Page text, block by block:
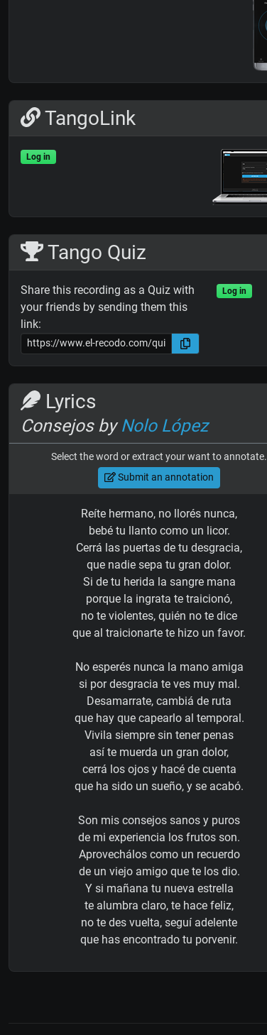
TangoLink
Log in
Tango Quiz
Share this recording as a Quiz with
your friends by sending them this
link:
Log in
Lyrics
Consejos byNolo López
Select the word or extract your want to annotate.
Submit an annotation
Reíte hermano, no llorés nunca,
bebé tu llanto como un licor.
Cerrá las puertas de tu desgracia,
que nadie sepa tu gran dolor.
Si de tu herida la sangre mana
porque la ingrata te traicionó,
no te violentes, quién no te dice
que al traicionarte te hizo un favor.
No esperés nunca la mano amiga
si por desgracia te ves muy mal.
Desamarrate, cambiá de ruta
que hay que capearlo al temporal.
Vivila siempre sin tener penas
así te muerda un gran dolor,
cerrá los ojos y hacé de cuenta
que ha sido un sueño, y se acabó.
Son mis consejos sanos y puros
de mi experiencia los frutos son.
Aprovechálos como un recuerdo
de un viejo amigo que te los dio.
Y si mañana tu nueva estrella
te alumbra claro, te hace feliz,
no te des vuelta, seguí adelente
que has encontrado tu porvenir.